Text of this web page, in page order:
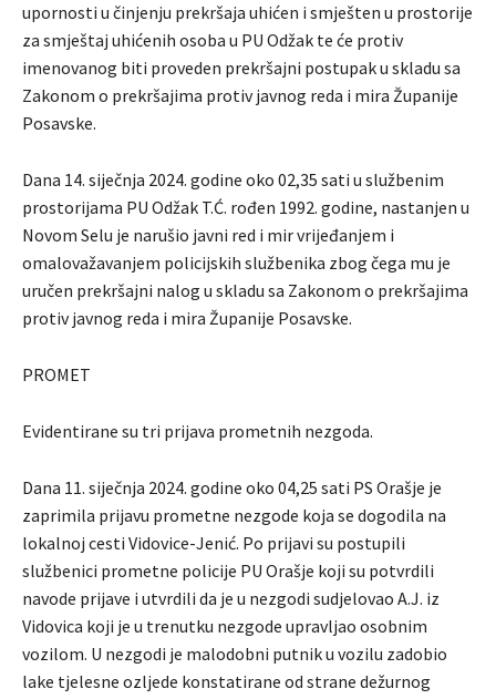
upornosti u činjenju prekršaja uhićen i smješten u prostorije
za smještaj uhićenih osoba u PU Odžak te će protiv
imenovanog biti proveden prekršajni postupak u skladu sa
Zakonom o prekršajima protiv javnog reda i mira Županije
Posavske.
Dana 14. siječnja 2024. godine oko 02,35 sati u službenim
prostorijama PU Odžak T.Ć. rođen 1992. godine, nastanjen u
Novom Selu je narušio javni red i mir vrijeđanjem i
omalovažavanjem policijskih službenika zbog čega mu je
uručen prekršajni nalog u skladu sa Zakonom o prekršajima
protiv javnog reda i mira Županije Posavske.
PROMET
Evidentirane su tri prijava prometnih nezgoda.
Dana 11. siječnja 2024. godine oko 04,25 sati PS Orašje je
zaprimila prijavu prometne nezgode koja se dogodila na
lokalnoj cesti Vidovice-Jenić. Po prijavi su postupili
službenici prometne policije PU Orašje koji su potvrdili
navode prijave i utvrdili da je u nezgodi sudjelovao A.J. iz
Vidovica koji je u trenutku nezgode upravljao osobnim
vozilom. U nezgodi je malodobni putnik u vozilu zadobio
lake tjelesne ozljede konstatirane od strane dežurnog